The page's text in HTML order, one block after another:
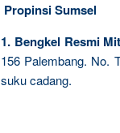
Propinsi Sumsel
1. Bengkel Resmi
156 Palembang. No.
suku cadang.